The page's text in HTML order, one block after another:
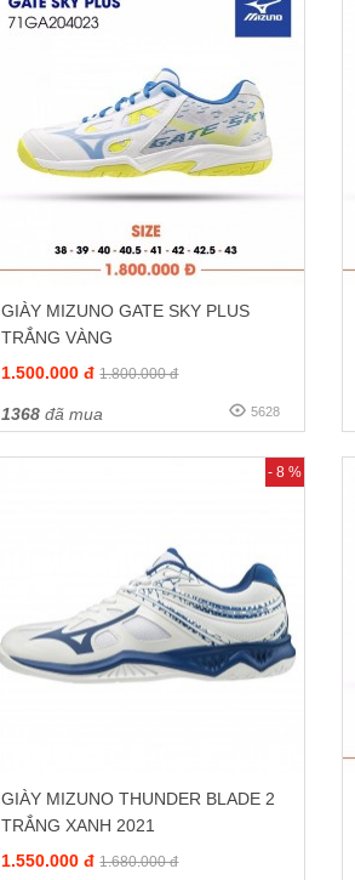
GIÀY MIZUNO GATE SKY PLUS
TRẮNG VÀNG
1.500.000 đ 1.800.000 đ
1368 đã mua 5628
- 8 %
GIÀY MIZUNO THUNDER BLADE 2
TRẮNG XANH 2021
1.550.000 đ 1.680.000 đ